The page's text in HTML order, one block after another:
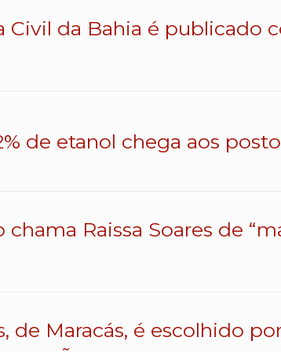
Civil da Bahia é publicado
de etanol chega aos
Raissa Soares de
de Maracás, é escolhido